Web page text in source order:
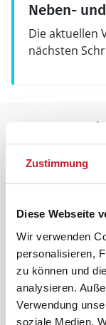
Zustimmung
Diese Webseite
Wir verwenden
personalisieren,
zu können und
analysieren.
Verwendung
soziale Medien,
Neben-
Die aktuellen
nächsten